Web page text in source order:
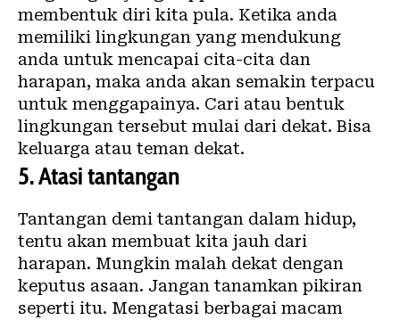
membentuk diri kita pula. Ketika anda
memiliki lingkungan yang mendukung
anda untuk mencapai cita-cita dan
harapan, maka anda akan semakin terpacu
untuk menggapainya. Cari atau bentuk
lingkungan tersebut mulai dari dekat. Bisa
keluarga atau teman dekat.
5.Atasi tantangan
Tantangan demi tantangan dalam hidup,
tentu akan membuat kita jauh dari
harapan. Mungkin malah dekat dengan
keputus asaan. Jangan tanamkan pikiran
seperti itu. Mengatasi berbagai macam